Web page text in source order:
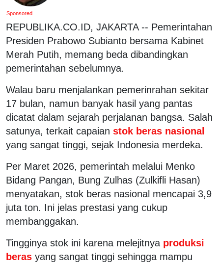
Sponsored
REPUBLIKA.CO.ID, JAKARTA -- Pemerintahan
Presiden Prabowo Subianto bersama Kabinet
Merah Putih, memang beda dibandingkan
pemerintahan sebelumnya.
Walau baru menjalankan pemerinrahan sekitar
17 bulan, namun banyak hasil yang pantas
dicatat dalam sejarah perjalanan bangsa. Salah
satunya, terkait capaian stok beras nasional
yang sangat tinggi, sejak Indonesia merdeka.
Per Maret 2026, pemerintah melalui Menko
Bidang Pangan, Bung Zulhas (Zulkifli Hasan)
menyatakan, stok beras nasional mencapai 3,9
juta ton. Ini jelas prestasi yang cukup
membanggakan.
Tingginya stok ini karena melejitnya produksi
beras yang sangat tinggi sehingga mampu